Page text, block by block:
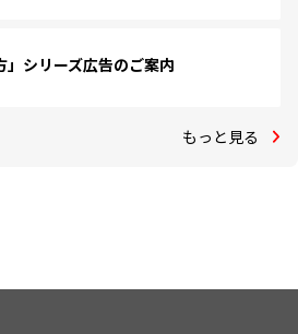
」シリーズ広告のご案内
もっと見る